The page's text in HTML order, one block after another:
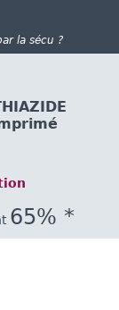
la sécu ?
65% *